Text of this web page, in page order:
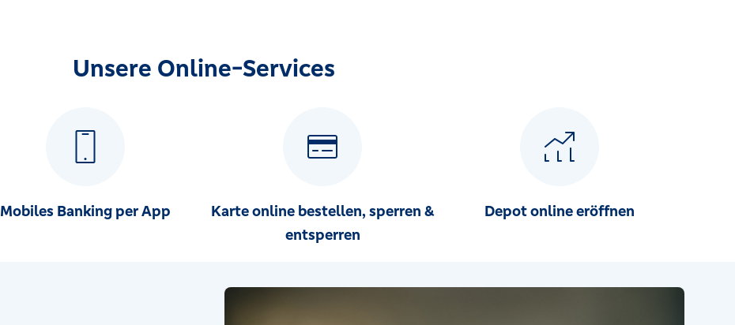
Unsere Online-Services
Mobiles Banking per App
Karte online bestellen, sperren &
entsperren
Depot online eröffnen